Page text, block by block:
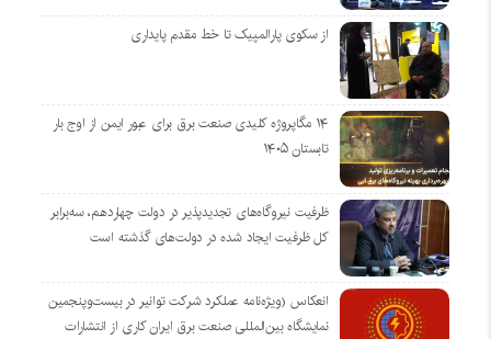
از سکوی پارالمپیک تا خط مقدم پایداری
۱۴ مگاپروژه‌ کلیدی صنعت برق برای عبور ایمن از اوج بار
تابستان ۱۴۰۵
ظرفیت نیروگاه‌های تجدیدپذیر در دولت چهاردهم، سه‌برابر
کل ظرفیت ایجاد شده در دولت‌های گذشته است
انعکاس (ویژه‌نامه عملکرد شرکت توانیر در بیست‌وپنجمین
نمایشگاه بین‌المللی صنعت برق ایران کاری از انتشارات